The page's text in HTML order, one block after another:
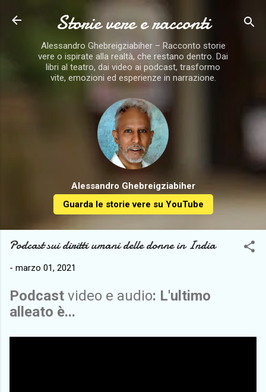
Storie vere e racconti
Alessandro Ghebreigziabiher – Racconto storie
vere o ispirate alla realtà, che restano dentro. Dai
libri al teatro, dai video ai podcast, trasformo
vite, emozioni ed esperienze in narrazione.
Alessandro Ghebreigziabiher
Guarda le storie vere su YouTube
Podcast sui diritti umani delle donne in India
- marzo 01, 2021
Podcast video e audio: L'ultimo
alleato è...